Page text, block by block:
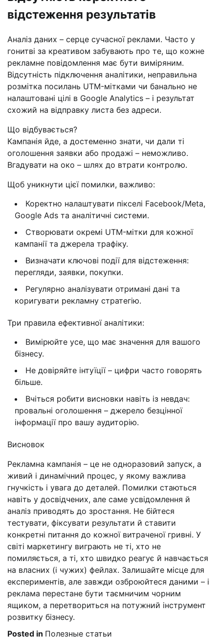
відстеження результатів
Аналіз даних – серце сучасної реклами. Часто у
гонитві за креативом забувають про те, що кожне
рекламне повідомлення має бути виміряним.
Відсутність підключення аналітики, неправильна
розмітка посилань UTM-мітками чи банально не
налаштовані цілі в Google Analytics – і результат
схожий на відправку листа без адреси.
Що відбувається?
Кампанія йде, а достеменно знати, чи дали ті
оголошення заявки або продажі – неможливо.
Вгадувати на око – шлях до втрати контролю.
Щоб уникнути цієї помилки, важливо:
Коректно налаштувати пікселі Facebook/Meta,
Google Ads та аналітичні системи.
Створювати окремі UTM-мітки для кожної
кампанії та джерела трафіку.
Визначати ключові події для відстеження:
перегляди, заявки, покупки.
Регулярно аналізувати отримані дані та
коригувати рекламну стратегію.
Три правила ефективної аналітики:
Вимірюйте усе, що має значення для вашого
бізнесу.
Не довіряйте інтуїції – цифри часто говорять
більше.
Вчіться робити висновки навіть із невдач:
провальні оголошення – джерело безцінної
інформації про вашу аудиторію.
Висновок
Рекламна кампанія – це не одноразовий запуск, а
живий і динамічний процес, у якому важлива
гнучкість і увага до деталей. Помилки стаються
навіть у досвідчених, але саме усвідомлення й
аналіз приводять до зростання. Не бійтеся
тестувати, фіксувати результати й ставити
конкретні питання до кожної витраченої гривні. У
світі маркетингу виграють не ті, хто не
помиляється, а ті, хто швидко реагує й навчається
на власних (і чужих) фейлах. Залишайте місце для
експериментів, але завжди озброюйтеся даними – і
реклама перестане бути таємничим чорним
ящиком, а перетвориться на потужний інструмент
розвитку бізнесу.
Posted in Полезные статьи